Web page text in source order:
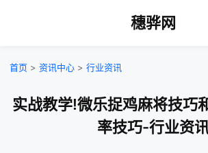
穗骅网
首页 > 资讯中心 > 行业资讯
实战教学!微乐捉鸡麻将技巧
率技巧-行业资